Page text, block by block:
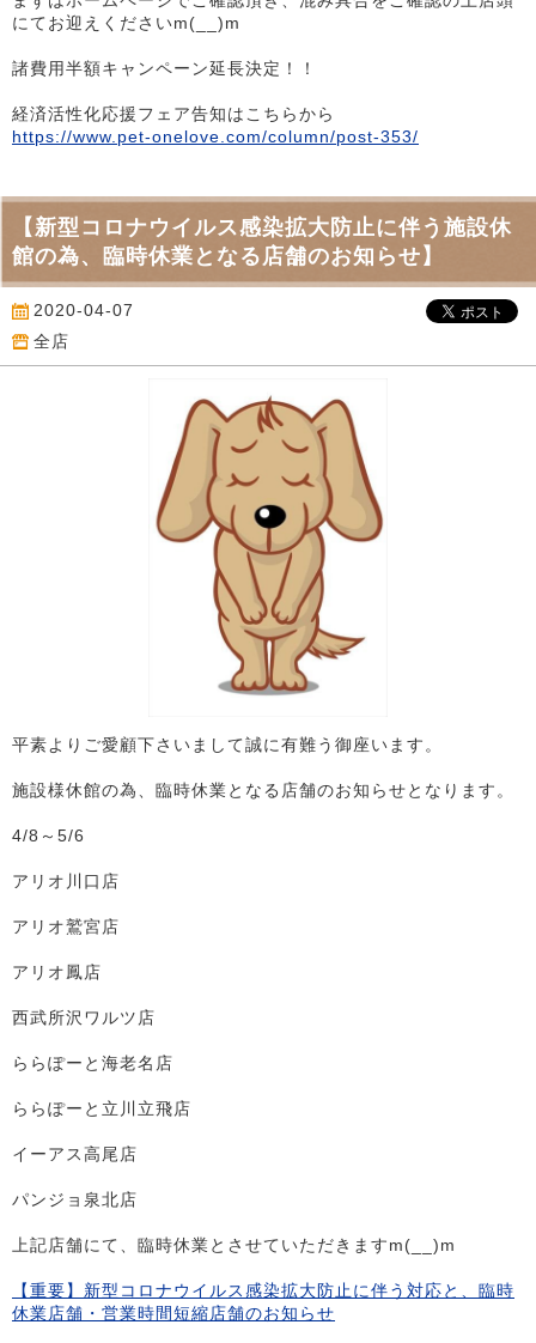
にてお迎えくださいm(__)m
諸費用半額キャンペーン延長決定！！
経済活性化応援フェア告知はこちらから
https://www.pet-onelove.com/column/post-353/
【新型コロナウイルス感染拡大防止に伴う施設休
館の為、臨時休業となる店舗のお知らせ】
2020-04-07
全店
平素よりご愛顧下さいまして誠に有難う御座います。
施設様休館の為、臨時休業となる店舗のお知らせとなります。
4/8～5/6
アリオ川口店
アリオ鷲宮店
アリオ鳳店
西武所沢ワルツ店
ららぽーと海老名店
ららぽーと立川立飛店
イーアス高尾店
パンジョ泉北店
上記店舗にて、臨時休業とさせていただきますm(__)m
【重要】新型コロナウイルス感染拡大防止に伴う対応と、臨時
休業店舗・営業時間短縮店舗のお知らせ